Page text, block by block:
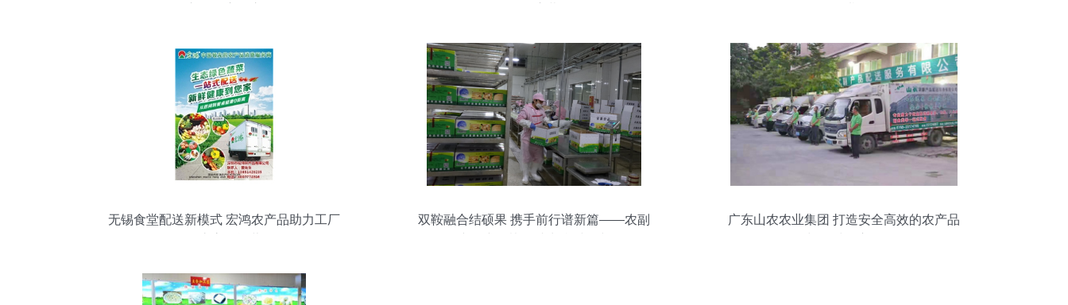
无锡食堂配送新模式 宏鸿农产品助力工厂
双鞍融合结硕果 携手前行谱新篇——农副
广东山农农业集团 打造安全高效的农产品